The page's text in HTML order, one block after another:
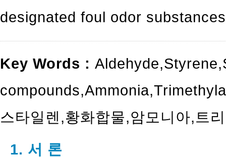
designated foul odor
Key Words : Aldehyde,Styrene,
compounds,Ammonia,
스타일렌 ,황화합물,암모니아,트
1. 서 론